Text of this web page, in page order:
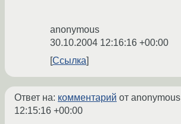
anonymous
30.10.2004 12:16:16 +00:00
Ссылка
Ответ на: комментарий от anonymous
12:15:16 +00:00